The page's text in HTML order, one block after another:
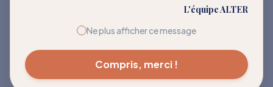
L'équipe ALTER
Ne plus afficher ce message
Compris, merci !
Explorer tous les programmes